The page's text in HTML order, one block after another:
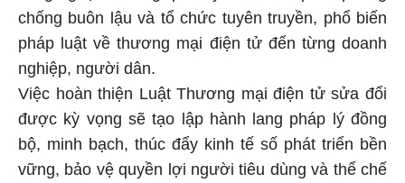
chống buôn lậu và tổ chức tuyên truyền, phổ biến
pháp luật về thương mại điện tử đến từng doanh
nghiệp, người dân.
Việc hoàn thiện Luật Thương mại điện tử sửa đổi
được kỳ vọng sẽ tạo lập hành lang pháp lý đồng
bộ, minh bạch, thúc đẩy kinh tế số phát triển bền
vững, bảo vệ quyền lợi người tiêu dùng và thể chế